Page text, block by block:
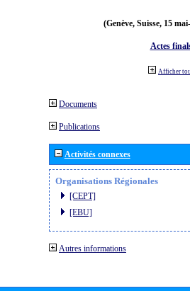
(Genève, Suisse, 15
Actes
Afficher
Documents
Publications
Activités connexes
Organisations Régionales
[CEPT]
[EBU]
Autres informations